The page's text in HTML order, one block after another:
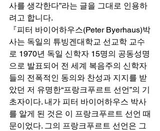
사를 생각한다”라는 글을 그대로 인용하
려고 합니다.
『피터 바이어하우스(Peter Byerhaus)박
사는 독일의 튜빙겐대학교 선교학 교수
로 1970년 독일 신학자 15명의 공동성명
으로 발표되어 전 세계 복음주의 신학자
들의 전폭적인 동의와 찬성과 지지를 받
았던 저 유명한“프랑크푸르트 선언”의 기
초자이다. 내가 피터 바이어하우스 박사
를 알게 된 것은 이 프랑크푸르트 선언 때
문이었다. 그의 프랑크푸르트 선언은 그